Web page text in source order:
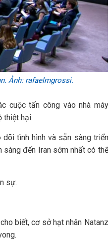
Ảnh: rafaelmgrossi.
cuộc tấn công vào nhà máy
thiệt hại.
tình hình và sẵn sàng triển
sàng đến Iran sớm nhất có thể
sự.
biết, cơ sở hạt nhân Natanz